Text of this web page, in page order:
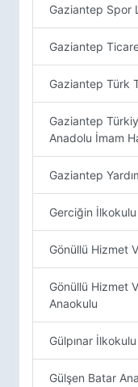
Gaziantep Spor
Gaziantep
Gaziantep Türk
Gaziantep
Anadolu İmam
Gaziantep
Gerciğin İlkokulu
Gönüllü Hizmet
Gönüllü Hizmet
Anaokulu
Gülpınar İlkokulu
Gülşen Batar